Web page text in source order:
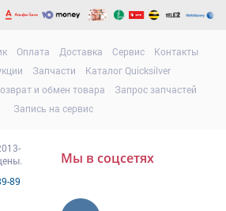
Оплата Доставка Сервис
Контакты
Запчасти
Каталог Quicksilver
и обмен товара
Запрос запчастей
Запись на сервис
89
Мы в соцсетях